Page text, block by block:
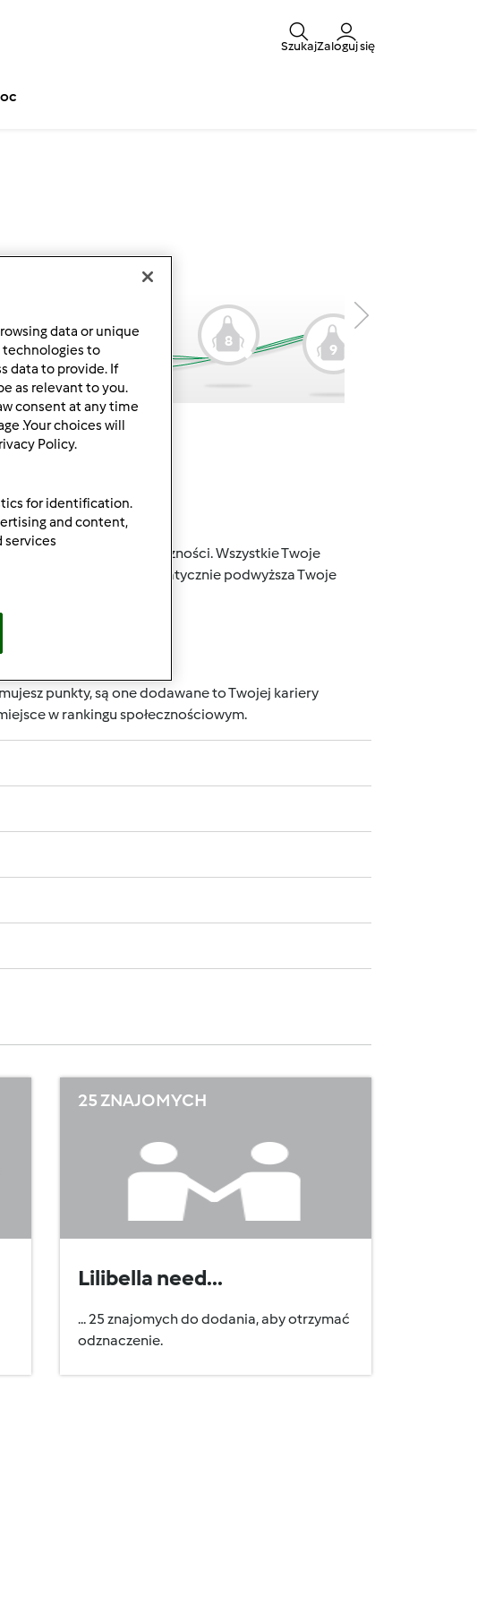
SzukajZaloguj się
6
8
9
rozwój naszej społeczności. Wszystkie Twoje
liczby punktów, automatycznie podwyższa Twoje
użytkownika.
punkty, są one dodawane to Twojej kariery
w rankingu społecznościowym.
25 ZNAJOMYCH
Lilibella need...
... 25 znajomych do dodania, aby otrzymać
odznaczenie.
data or unique
technologies to
data to provide. If
as relevant to you.
consent at any time
.Your choices will
Policy.
for identification.
and content,
services